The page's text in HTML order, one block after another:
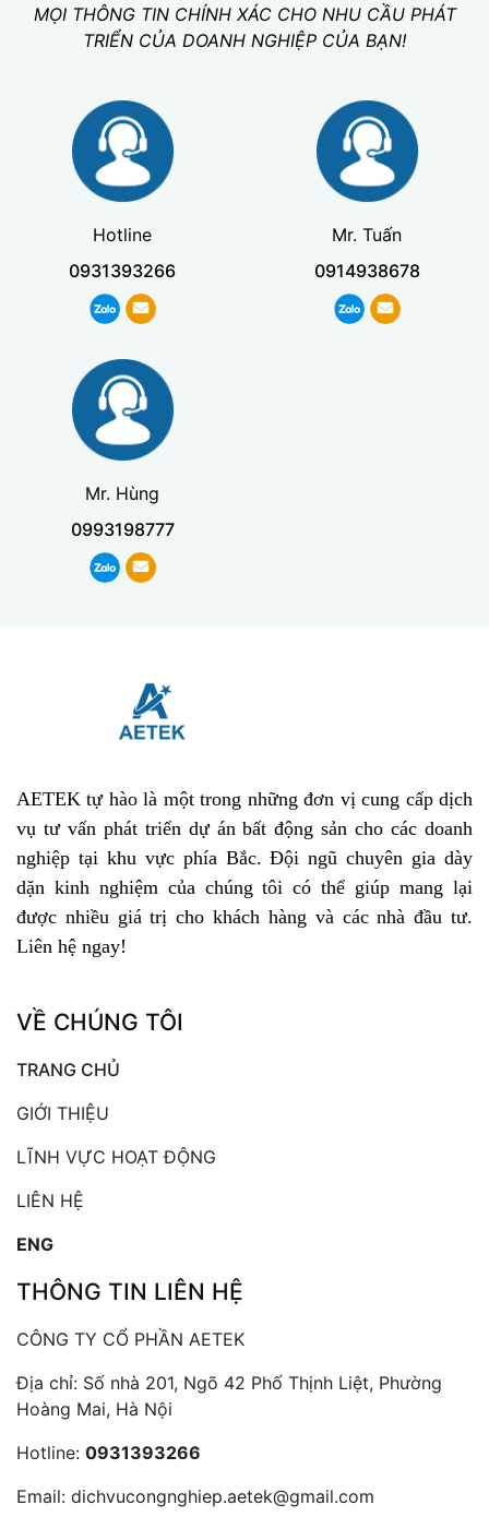
MỌI THÔNG TIN CHÍNH XÁC CHO NHU CẦU PHÁT
TRIỂN CỦA DOANH NGHIỆP CỦA BẠN!
Hotline
0931393266
Mr. Tuấn
0914938678
Mr. Hùng
0993198777
AETEK tự hào là một trong những đơn vị cung cấp dịch
vụ tư vấn phát triển dự án bất động sản cho các doanh
nghiệp tại khu vực phía Bắc. Đội ngũ chuyên gia dày
dặn kinh nghiệm của chúng tôi có thể giúp mang lại
được nhiều giá trị cho khách hàng và các nhà đầu tư.
Liên hệ ngay!
VỀ CHÚNG TÔI
TRANG CHỦ
GIỚI THIỆU
LĨNH VỰC HOẠT ĐỘNG
LIÊN HỆ
ENG
THÔNG TIN LIÊN HỆ
CÔNG TY CỔ PHẦN AETEK
Địa chỉ: Số nhà 201, Ngõ 42 Phố Thịnh Liệt, Phường
Hoàng Mai, Hà Nội
Hotline: 0931393266
Email: dichvucongnghiep.aetek@gmail.com